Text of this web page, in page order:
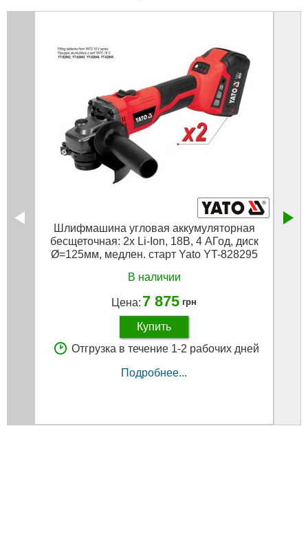
Шлифмашина угловая аккумуляторная
бесщеточная: 2х Li-Ion, 18В, 4 АГод, диск
Ø=125мм, медлен. старт Yato YT-828295
В наличии
Цена: 7 875 грн
Купить
Отгрузка в течение 1-2 рабочих дней
Подробнее...